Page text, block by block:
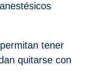
tener
quitarse con